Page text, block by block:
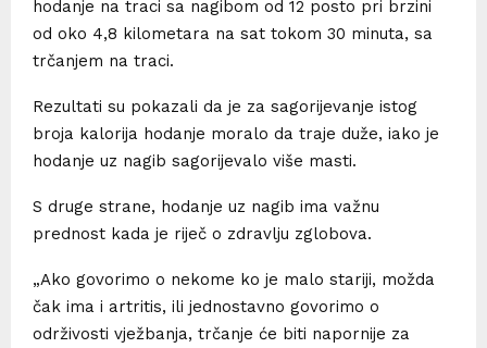
hodanje na traci sa nagibom od 12 posto pri brzini
od oko 4,8 kilometara na sat tokom 30 minuta, sa
trčanjem na traci.
Rezultati su pokazali da je za sagorijevanje istog
broja kalorija hodanje moralo da traje duže, iako je
hodanje uz nagib sagorijevalo više masti.
S druge strane, hodanje uz nagib ima važnu
prednost kada je riječ o zdravlju zglobova.
„Ako govorimo o nekome ko je malo stariji, možda
čak ima i artritis, ili jednostavno govorimo o
održivosti vježbanja, trčanje će biti napornije za